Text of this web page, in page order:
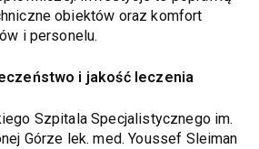
obiektów oraz komfort
i personelu.
i jakość leczenia
Szpitala Specjalistycznego im.
Górze lek. med. Youssef Sleiman